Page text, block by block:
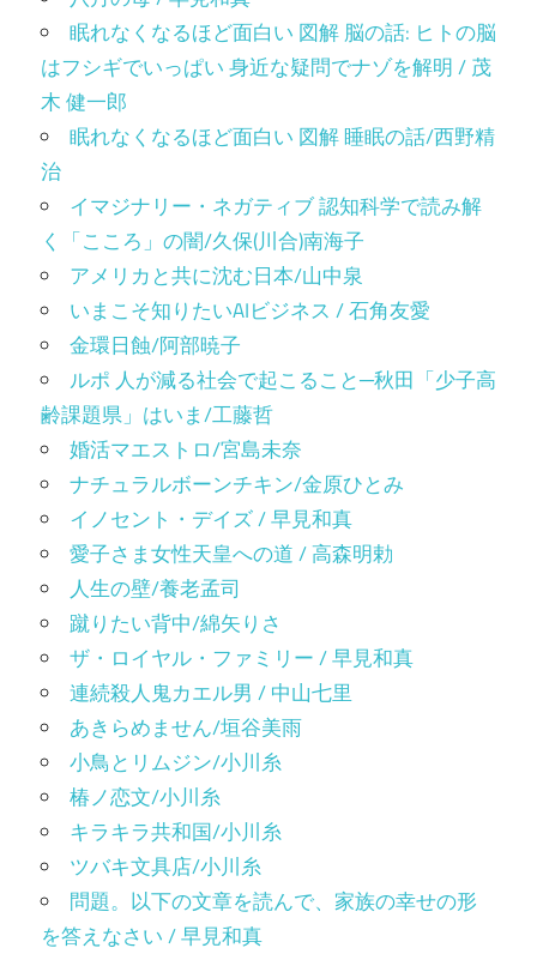
眠れなくなるほど面白い 図解 脳の話: ヒトの脳
はフシギでいっぱい 身近な疑問でナゾを解明 / 茂
木 健一郎
眠れなくなるほど面白い 図解 睡眠の話/西野精
治
イマジナリー・ネガティブ 認知科学で読み解
く「こころ」の闇/久保(川合)南海子
アメリカと共に沈む日本/山中泉
いまこそ知りたいAIビジネス / 石角友愛
金環日蝕/阿部暁子
ルポ 人が減る社会で起こること─秋田「少子高
齢課題県」はいま/工藤哲
婚活マエストロ/宮島未奈
ナチュラルボーンチキン/金原ひとみ
イノセント・デイズ / 早見和真
愛子さま女性天皇への道 / 高森明勅
人生の壁/養老孟司
蹴りたい背中/綿矢りさ
ザ・ロイヤル・ファミリー / 早見和真
連続殺人鬼カエル男 / 中山七里
あきらめません/垣谷美雨
小鳥とリムジン/小川糸
椿ノ恋文/小川糸
キラキラ共和国/小川糸
ツバキ文具店/小川糸
問題。以下の文章を読んで、家族の幸せの形
を答えなさい / 早見和真